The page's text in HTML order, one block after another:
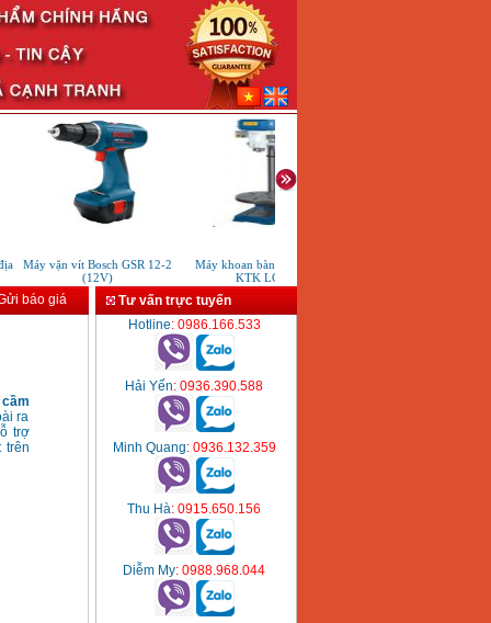
Máy vặn vít Bosch GSR 12-2
(12V)
Máy khoan bàn bán tự động
KTK LG120
báo giá
ra
trợ
trên
Tư vấn trực tuyến
Hotline: 0986.166.533
Hải Yến: 0936.390.588
Minh Quang: 0936.132.359
Thu Hà: 0915.650.156
Diễm My: 0988.968.044